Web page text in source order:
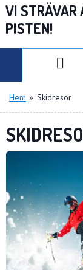
VI STRÄVAR
PISTEN!
Hem » Skidresor